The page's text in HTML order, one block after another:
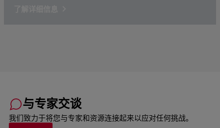
与专家交谈
我们致力于将您与专家和资源连接起来以应对任何挑战。